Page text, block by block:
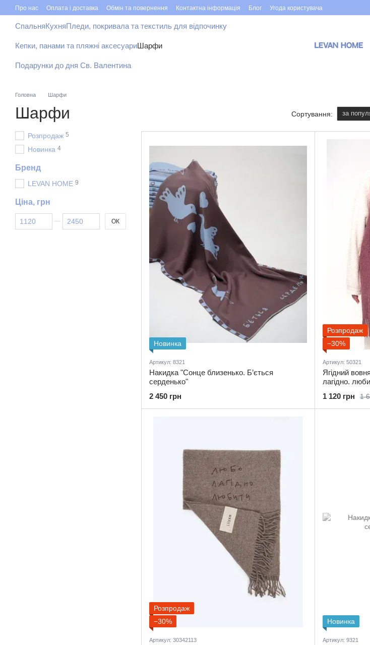
Перейти до основного контенту
Про нас Оплата і доставка Обмін та повернення Контактна інформація Блог Угода користувача
СпальняКухняПледи, покривала та текстиль для відпочинку
Кепки, панами та пляжні аксесуариШарфи
Подарунки до дня Св. Валентина
Головна Шарфи
Шарфи Сортування: за
Новинка
Артикул: 8321
Накидка "Сонце близенько. Б’ється
серденько"
2 450 грн
Розпродаж
−30%
Артикул: 50321
Ягідний
лагідно.
1
1 120 грн
Розпродаж
−30%
Артикул: 30342113
Новинка
Артикул: 9321
Розпродаж 5
Новинка 4
Бренд
LEVAN HOME 9
Ціна, грн
Від Ціна, грн
До Ціна, грн ОК